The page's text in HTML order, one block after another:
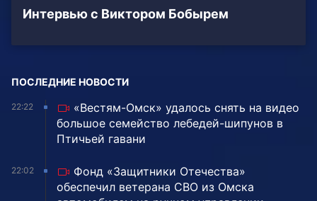
Интервью с Виктором Бобырем
ПОСЛЕДНИЕ НОВОСТИ
22:22
«Вестям-Омск» удалось снять на видео
большое семейство лебедей-шипунов в
Птичьей гавани
22:02
Фонд «Защитники Отечества»
обеспечил ветерана СВО из Омска